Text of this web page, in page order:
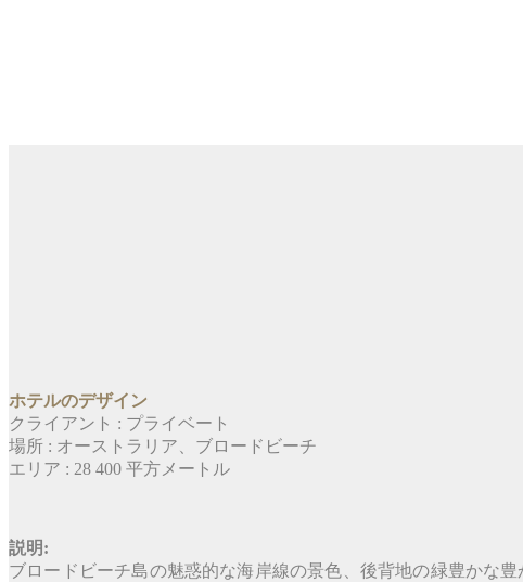
ホテルのデザイン
クライアント : プライベート
場所 : オーストラリア、ブロードビーチ
エリア : 28 400 平方メートル
説明:
ブロードビーチ島の魅惑的な海岸線の景色、後背地の緑豊かな